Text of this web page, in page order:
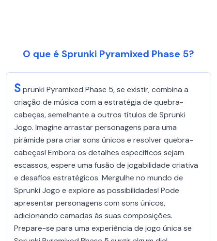
O que é Sprunki Pyramixed Phase 5?
Sprunki Pyramixed Phase 5, se existir, combina a
criação de música com a estratégia de quebra-
cabeças, semelhante a outros títulos de Sprunki
Jogo. Imagine arrastar personagens para uma
pirâmide para criar sons únicos e resolver quebra-
cabeças! Embora os detalhes específicos sejam
escassos, espere uma fusão de jogabilidade criativa
e desafios estratégicos. Mergulhe no mundo de
Sprunki Jogo e explore as possibilidades! Pode
apresentar personagens com sons únicos,
adicionando camadas às suas composições.
Prepare-se para uma experiência de jogo única se